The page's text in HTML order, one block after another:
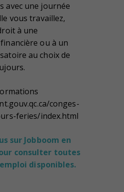
avec une journée
vous travaillez,
à une
ou à un
au choix de
conges-
feries/index.html
sur Jobboom en
consulter toutes
disponibles.